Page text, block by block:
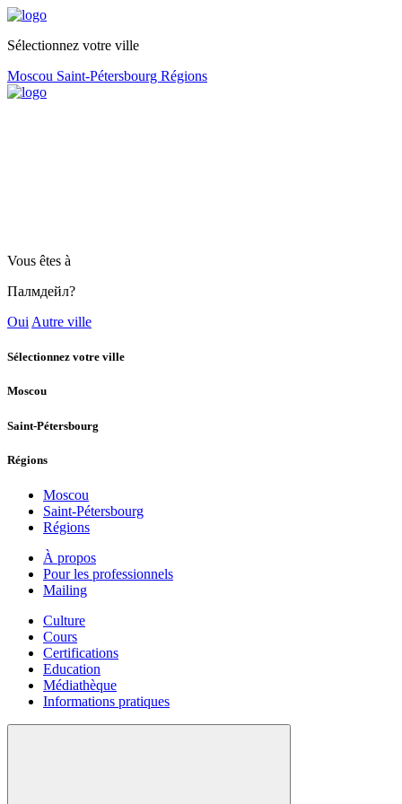
Sélectionnez votre ville
Moscou Saint-Pétersbourg Régions
Vous êtes à
Палмдейл?
Oui Autre ville
Sélectionnez votre ville
Moscou
Saint-Pétersbourg
Régions
Moscou
Saint-Pétersbourg
Régions
À propos
Pour les professionnels
Mailing
Culture
Cours
Certifications
Education
Médiathèque
Informations pratiques